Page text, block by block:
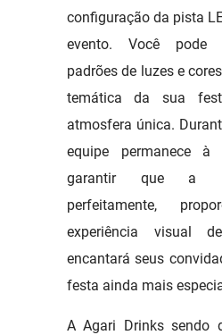
configuração da pista
evento. Você pode
padrões de luzes e
temática da sua
atmosfera única.
equipe permanece à
garantir que a
perfeitamente,
experiência visual
encantará seus
festa ainda mais
A Agari Drinks sendo